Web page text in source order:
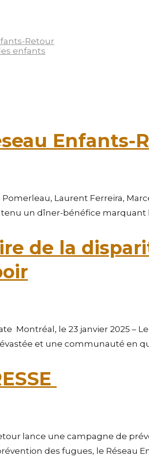
Retour
enfants
Enfants-
Laurent Ferreira,
un dîner-bénéfice marquant
de la
le 23 janvier 2025 – Le
et une communauté en
lance une campagne de
des fugues, le Réseau